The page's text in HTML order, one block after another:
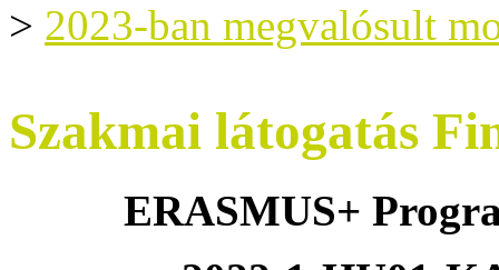
> 2023-ban megvalósult
Szakmai látogatás
ERASMUS+